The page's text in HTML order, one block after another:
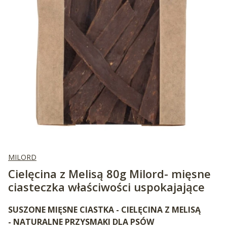
MILORD
Cielęcina z Melisą 80g Milord- mięsne
ciasteczka właściwości uspokajające
SUSZONE MIĘSNE CIASTKA - CIELĘCINA Z MELISĄ
- NATURALNE PRZYSMAKI DLA PSÓW